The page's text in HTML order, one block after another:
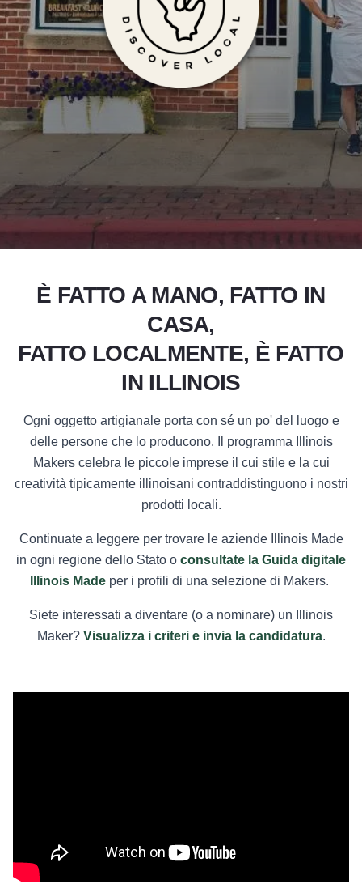
Articoli
Add to Favorites
Condividi questa pagina
È FATTO A MANO, FATTO IN
CASA,
FATTO LOCALMENTE, È FATTO
IN ILLINOIS
Ogni oggetto artigianale porta con sé un po' del luogo e
delle persone che lo producono. Il programma Illinois
Makers celebra le piccole imprese il cui stile e la cui
creatività tipicamente illinoisani contraddistinguono i nostri
prodotti locali.
Continuate a leggere per trovare le aziende Illinois Made
in ogni regione dello Stato o consultate la Guida digitale
Illinois Made per i profili di una selezione di Makers.
Siete interessati a diventare (o a nominare) un Illinois
Maker? Visualizza i criteri e invia la candidatura.